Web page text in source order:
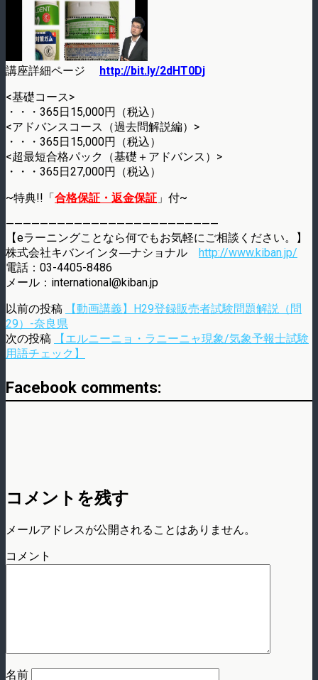
講座詳細ページ
http://bit.ly/2dHT0Dj
<基礎コース>
・・・365日15,000円（税込）
<アドバンスコース（過去問解説編）>
・・・365日15,000円（税込）
<超最短合格パック（基礎＋アドバンス）>
・・・365日27,000円（税込）
~特典!!「合格保証・返金保証 」付~
—————————————————————————
【eラーニングことなら何でもお気軽にご相談ください。】
株式会社キバンインタ―ナショナル http://www.kiban.jp/
電話：03-4405-8486
メール：international@kiban.jp
以前の投稿
【動画講義】H29登録販売者試験問題解説（問
29）-奈良県
次の投稿
【エルニーニョ・ラニーニャ現象/気象予報士試験
用語チェック】
Facebook comments:
コメントを残す
メールアドレスが公開されることはありません。
コメント
名前